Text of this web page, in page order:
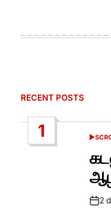
RECENT POSTS
1
Post
2